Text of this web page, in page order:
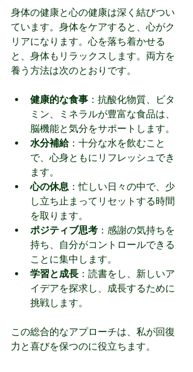
身体の健康と心の健康は深く結びつい
ています。身体をケアすると、心がク
リアになります。心を落ち着かせる
と、身体もリラックスします。両方を
養う方法は次のとおりです。
健康的な食事 ：抗酸化物質、ビタ
ミン、ミネラルが豊富な食品は、
脳機能と気分をサポートします。
水分補給：十分な水を飲むこと
で、心身ともにリフレッシュでき
ます。
心の休息 ：忙しい日々の中で、少
し立ち止まってリセットする時間
を取ります。
ポジティブ思考 ：感謝の気持ちを
持ち、自分がコントロールできる
ことに集中します。
学習と成長 ：読書をし、新しいア
イデアを探求し、成長するために
挑戦します。
この総合的なアプローチは、私が回復
力と喜びを保つのに役立ちます。